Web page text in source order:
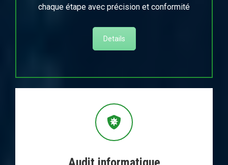
chaque étape avec précision et conformité
Details